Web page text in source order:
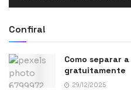
Confira!
Como separar
gratuitamente
29/12/2025